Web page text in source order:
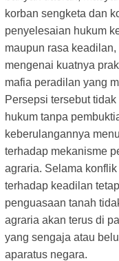
korban sengketa dan
penyelesaian hukum
maupun rasa
mengenai kuatnya
mafia peradilan yang
Persepsi tersebut
hukum tanpa
keberulangannya
terhadap mekanisme
agraria. Selama
terhadap keadilan
penguasaan tanah
agraria akan terus di
yang sengaja atau
aparatus negara.